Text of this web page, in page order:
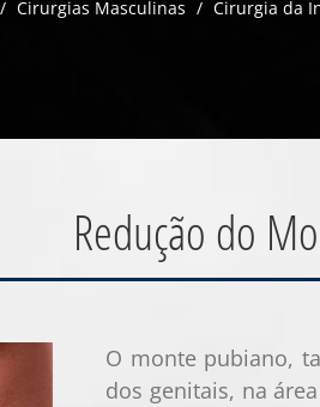
/ Cirurgias Masculinas / Cirurgia da
Redução do
O monte pubiano,
dos genitais, na